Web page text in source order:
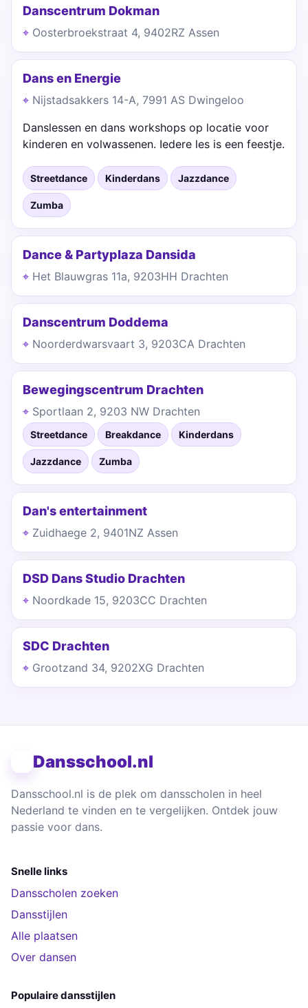
Danscentrum Dokman
Oosterbroekstraat 4, 9402RZ Assen
Dans en Energie
Nijstadsakkers 14-A, 7991 AS Dwingeloo
Danslessen en dans workshops op locatie voor
kinderen en volwassenen. Iedere les is een feestje.
Streetdance Kinderdans Jazzdance
Zumba
Dance & Partyplaza Dansida
Het Blauwgras 11a, 9203HH Drachten
Danscentrum Doddema
Noorderdwarsvaart 3, 9203CA Drachten
Bewegingscentrum Drachten
Sportlaan 2, 9203 NW Drachten
Streetdance Breakdance Kinderdans
Jazzdance Zumba
Dan's entertainment
Zuidhaege 2, 9401NZ Assen
DSD Dans Studio Drachten
Noordkade 15, 9203CC Drachten
SDC Drachten
Grootzand 34, 9202XG Drachten
Dansschool.nl
Dansschool.nl is de plek om dansscholen in heel
Nederland te vinden en te vergelijken. Ontdek jouw
passie voor dans.
Snelle links
Dansscholen zoeken
Dansstijlen
Alle plaatsen
Over dansen
Populaire dansstijlen